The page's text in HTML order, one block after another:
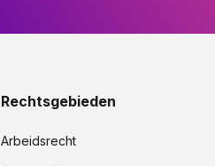
Rechtsgebieden
Arbeidsrecht